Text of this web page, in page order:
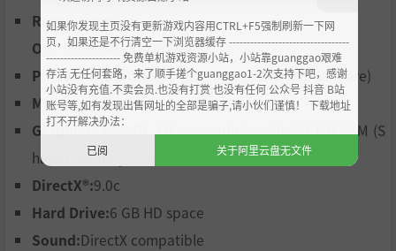
s Kempke, who believes that games design is all about
creating new worlds to be explored by players.
Multi-layered story: it starts out in a light-hearted and f
unny way, but soon shift to a dramatic and thought-pr
ovoking tone over the 20 hours of gameplay.
Original character and world design: the animal peopl
e who populate the game were originally developed in
included as the in-game bonuses.
Recommended:
OS *: Windows Vista/7/8
Processor:2.5 GHz (Single Core) or 2 GHz (Dual Core)
Memory:4 GB RAM
Graphics:OpenGL 2.0 compatible with 512 MB RAM (S
hared Memory is not recommended)
DirectX®:9.0c
Hard Drive:6 GB HD space
Sound:DirectX compatible
如果你发现主页没有更新游戏内容用CTRL+F5强制刷新一下网
页，如果还是不行清空一下浏览器缓存 ----------------------------------
--------------------- 免费单机游戏资源小站，小站靠guanggao艰难
存活 无任何套路，来了顺手搓个guanggao1-2次支持下吧，感谢
小站没有充值.不卖会员.也没有打赏 也没有任何 公众号 抖音 B站
账号等,如有发现出售网址的全部是骗子,请小伙们谨慎！ 下载地址
打不开解决办法：
已阅
关于阿里云盘无文件